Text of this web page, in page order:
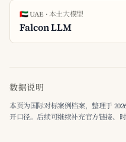
🇦🇪 UAE · 本土大模型
Falcon LLM
数据说明
本页为国际对标案例档案，整理于
开口径。后续可继续补充官方链接、